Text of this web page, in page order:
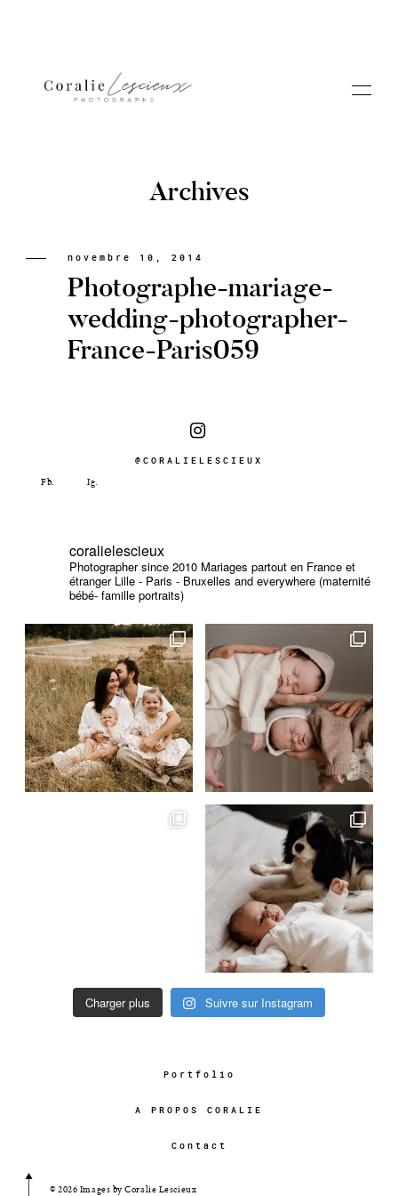
Portfolio
A PROPOS CORALIE
Archives
novembre 10, 2014
Photographe-mariage-
wedding-photographer-
France-Paris059
@CORALIELESCIEUX
coralielescieux
Photographer since 2010 Mariages partout en France et
étranger Lille - Paris - Bruxelles and everywhere (maternité
bébé- famille portraits)
Charger plus Suivre sur Instagram
Portfolio
A PROPOS CORALIE
Contact
© 2026 Images by Coralie Lescieux